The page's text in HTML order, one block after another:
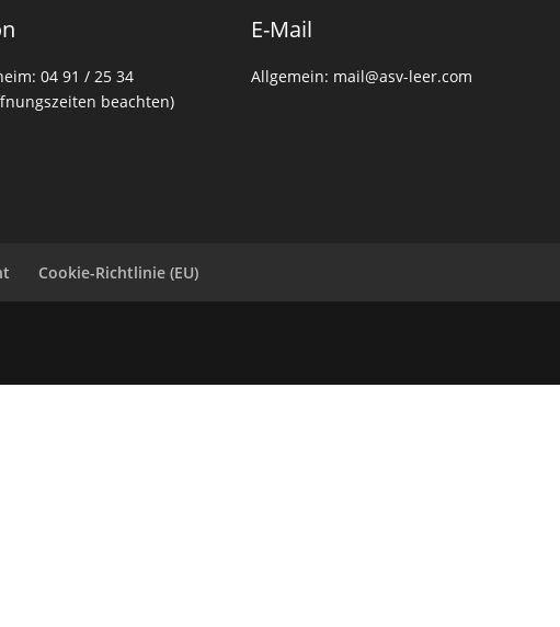
04 91 / 25 34
beachten)
E-Mail
Allgemein: mail@asv-leer.com
Cookie-Richtlinie (EU)